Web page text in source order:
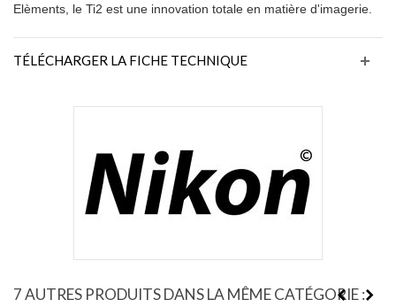
Elèments, le Ti2 est une innovation totale en matière d'imagerie.
TÉLÉCHARGER LA FICHE TECHNIQUE
7 AUTRES PRODUITS DANS LA MÊME CATÉGORIE :